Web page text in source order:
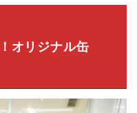
オリジナル缶